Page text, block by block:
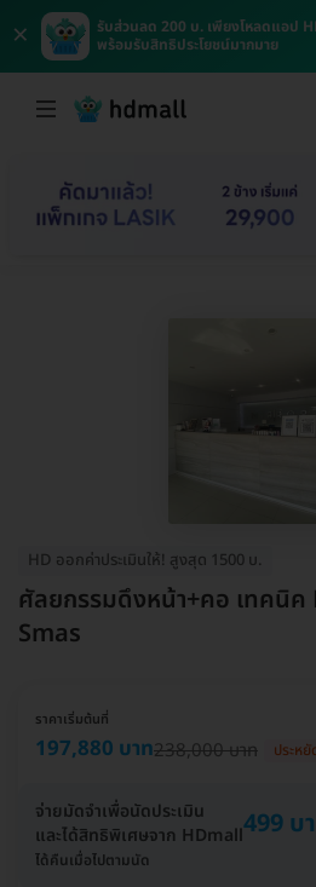
×
รับส่วนลด 200 บ. เพียงโหลดแอป
พร้อมรับสิทธิประโยชน์มากมาย
HD ออกค่าประเมินให้! สูงสุด 1500 บ.
ศัลยกรรมดึงหน้า+คอ เทคนิค
Smas
ราคาเริ่มต้นที่
197,880 บาท238,000 บาท ประห
จ่ายมัดจำเพื่อนัดประเมิน
และได้สิทธิพิเศษจาก HDmall499 บ
ได้คืนเมื่อไปตามนัด